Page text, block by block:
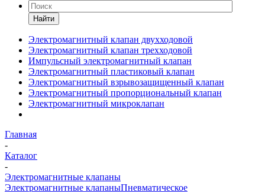
Найти
Электромагнитный клапан двухходовой
Электромагнитный клапан трехходовой
Импульсный электромагнитный клапан
Электромагнитный пластиковый клапан
Электромагнитный взрывозащищенный клапан
Электромагнитный пропорциональный клапан
Электромагнитный микроклапан
Главная
-
Каталог
-
Электромагнитные клапаны
Электромагнитные клапаныПневматическое